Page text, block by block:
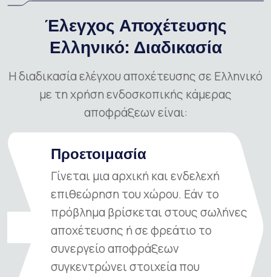
Έλεγχος Αποχέτευσης
Ελληνικό: Διαδικασία
Η διαδικασία ελέγχου αποχέτευσης σε Ελληνικό
με τη χρήση ενδοσκοπικής κάμερας
αποφράξεων είναι:
Προετοιμασία
Γίνεται μια αρχική και ενδελεχή
επιθεώρηση του χώρου. Εάν το
πρόβλημα βρίσκεται στους σωλήνες
αποχέτευσης ή σε φρεάτιο το
συνεργείο αποφράξεων
συγκεντρώνει στοιχεία που